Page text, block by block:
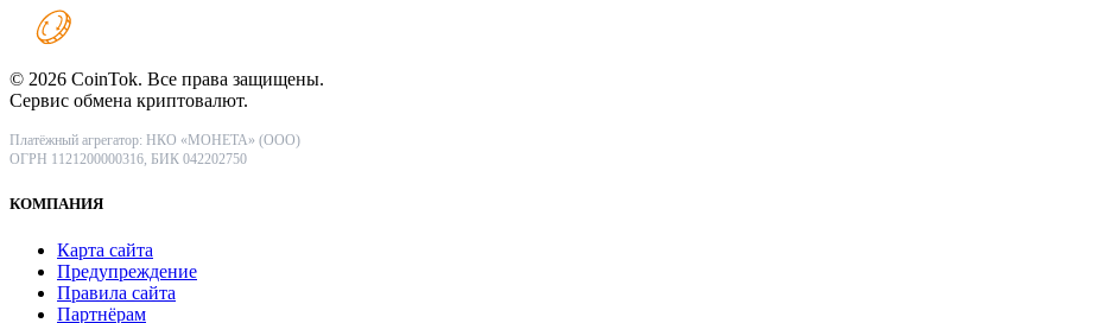
© 2026 CoinTok. Все права защищены.
Сервис обмена криптовалют.
Платёжный агрегатор: НКО «МОНЕТА» (ООО)
ОГРН 1121200000316, БИК 042202750
КОМПАНИЯ
Карта сайта
Предупреждение
Правила сайта
Партнёрам